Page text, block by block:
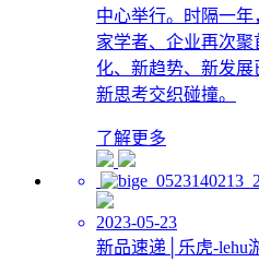
中心举行。时隔一
家学者、企业再次聚
化、新趋势、新发展
新思考交织碰撞。
了解更多
2023-05-23
新品速递│乐虎-lehu